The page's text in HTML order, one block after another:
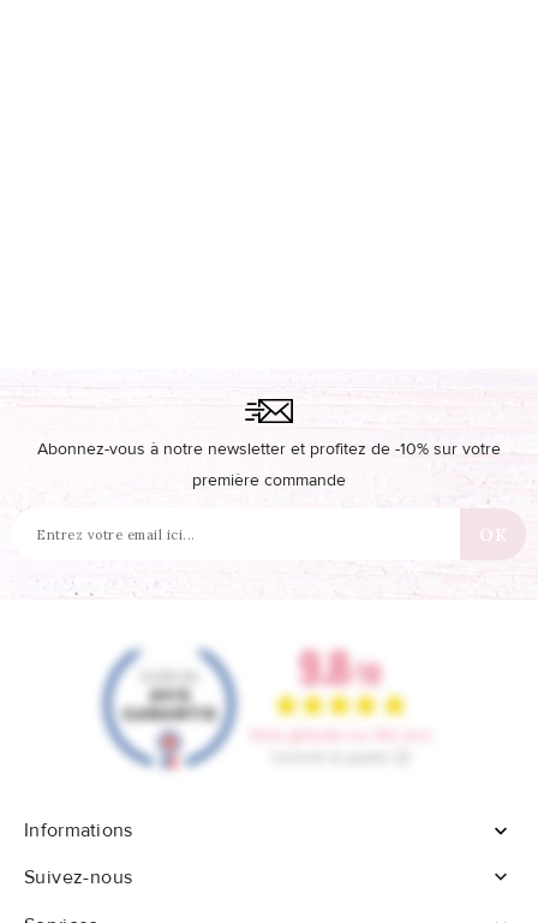
Abonnez-vous à notre newsletter et profitez de -10% sur votre
première commande
Informations

Suivez-nous
